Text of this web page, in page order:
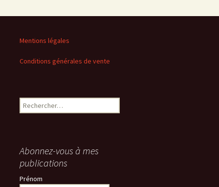
Mentions légales
Conditions générales de vente
Rechercher :
Abonnez-vous à mes
publications
Prénom